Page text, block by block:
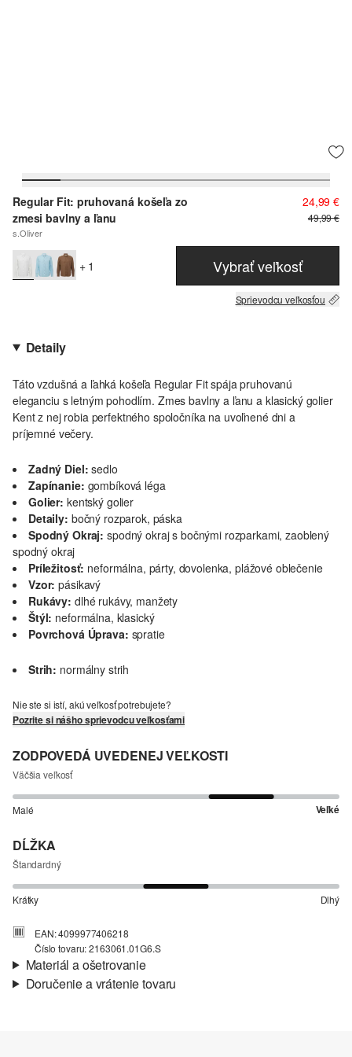
Regular Fit: pruhovaná košeľa zo
zmesi bavlny a ľanu
s.Oliver
24,99 €
49,99 €
+ 1 Vybrať veľkosť
Sprievodcu veľkosťou
Detaily
Táto vzdušná a ľahká košeľa Regular Fit spája pruhovanú
eleganciu s letným pohodlím. Zmes bavlny a ľanu a klasický golier
Kent z nej robia perfektného spoločníka na uvoľnené dni a
príjemné večery.
Zadný Diel: sedlo
Zapínanie: gombíková léga
Golier: kentský golier
Detaily: bočný rozparok, páska
Spodný Okraj: spodný okraj s bočnými rozparkami, zaoblený
spodný okraj
Príležitosť: neformálna, párty, dovolenka, plážové oblečenie
Vzor: pásikavý
Rukávy: dlhé rukávy, manžety
Štýl: neformálna, klasický
Povrchová Úprava: spratie
Strih: normálny strih
Nie ste si istí, akú veľkosť potrebujete?
Pozrite si nášho sprievodcu veľkosťami
ZODPOVEDÁ UVEDENEJ VEĽKOSTI
Väčšia veľkosť
Malé Veľké
DĹŽKA
Štandardný
Krátky Dlhý
EAN: 4099977406218
Číslo tovaru: 2163061.01G6.S
Materiál a ošetrovanie
Doručenie a vrátenie tovaru